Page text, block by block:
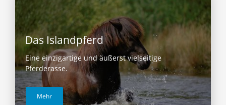
Das Islandpferd
Eine einzigartige und äußerst vielseitige
Pferderasse.
Mehr